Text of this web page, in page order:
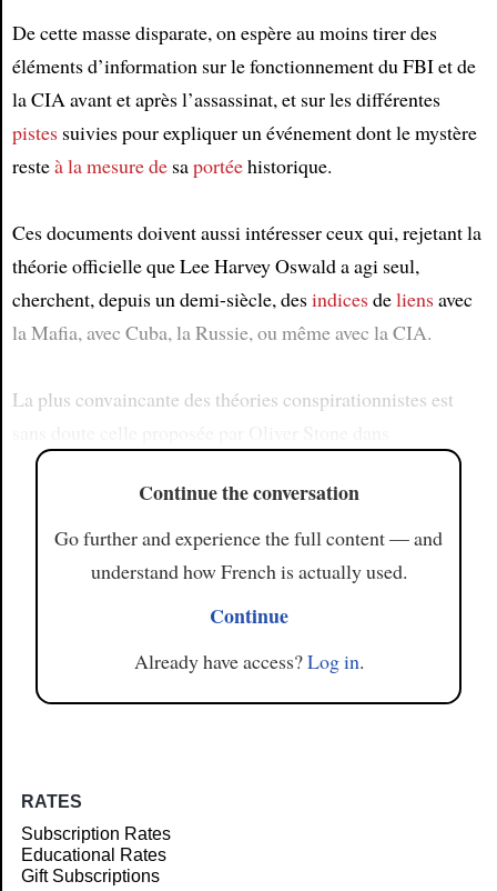
Article
De cette masse disparate, on espère au moins tirer des
éléments d’information sur le fonctionnement du FBI et de
la CIA avant et après l’assassinat, et sur les différentes
pistessuivies pour expliquer un événement dont le mystère
resteà la mesure desaportéehistorique.
Ces documents doivent aussi intéresser ceux qui, rejetant la
théorie officielle que Lee Harvey Oswald a agi seul,
cherchent, depuis un demi-siècle, desindicesdeliensavec
la Mafia, avec Cuba, la Russie, ou même avec la CIA.
La plus convaincante des théories conspirationnistes est
Continue the conversation
Go further and experience the full content — and
understand how French is actually used.
Continue
Already have access?Log in.
RATES
Subscription Rates
Educational Rates
Gift Subscriptions